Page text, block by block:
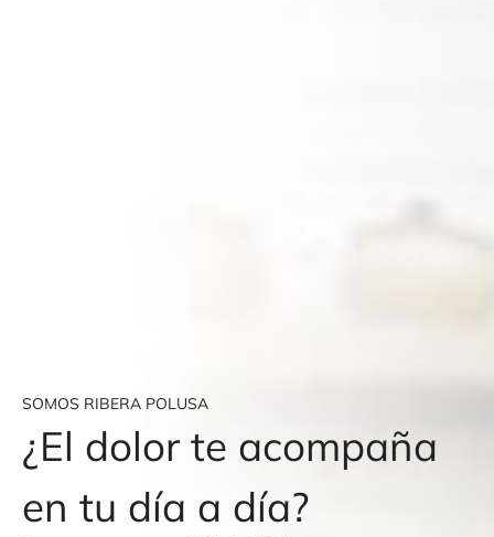
SOMOS RIBERA POLUSA
¿El dolor te acompaña
en tu día a día?